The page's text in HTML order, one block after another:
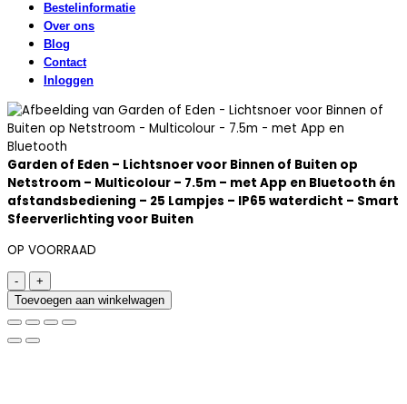
Bestelinformatie
Over ons
Blog
Contact
Inloggen
Garden of Eden – Lichtsnoer voor Binnen of Buiten op
Netstroom – Multicolour – 7.5m – met App en Bluetooth én
afstandsbediening – 25 Lampjes – IP65 waterdicht – Smart
Sfeerverlichting voor Buiten
OP VOORRAAD
Garden
of
Eden
-
Toevoegen aan winkelwagen